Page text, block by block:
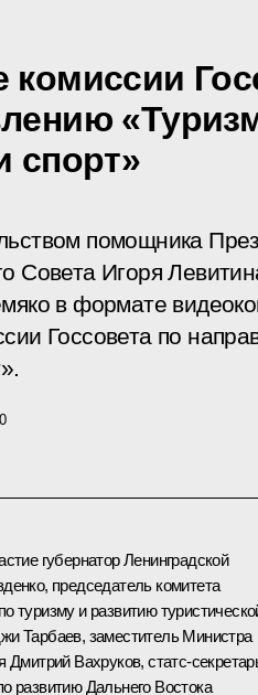
комиссии
спорт»
помощника
Совета Игоря
в формате
Госсовета по
губернатор Ленинградской
, председатель комитета
туризму и развитию
Тарбаев, заместитель Министра
Дмитрий Вахруков, статс-
развитию Дальнего Востока